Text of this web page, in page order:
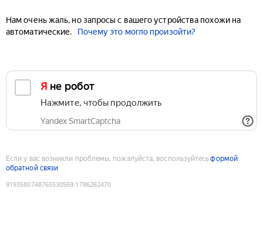
Нам очень жаль, но запросы с вашего устройства похожи на
автоматические.
Почему это могло произойти?
Я не робот
Нажмите, чтобы продолжить
Yandex SmartCaptcha
Если у вас возникли проблемы, пожалуйста, воспользуйтесьформой
обратной связи
9193580748765530569:1786262470